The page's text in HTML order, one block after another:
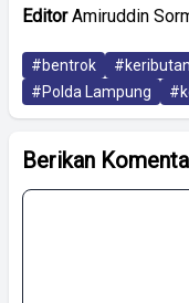
EditorAmiruddin
#bentrok #keributan
#Polda Lampung
Berikan